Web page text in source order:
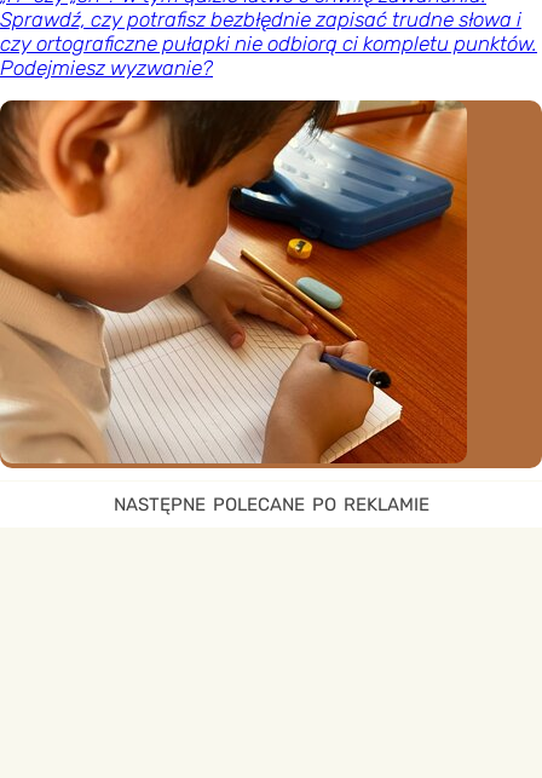
Sprawdź, czy potrafisz bezbłędnie zapisać trudne słowa i
czy ortograficzne pułapki nie odbiorą ci kompletu punktów.
Podejmiesz wyzwanie?